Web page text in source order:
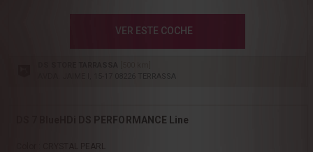
VER ESTE COCHE
AVDA. JAIME I, 15-17 08226 TERRASSA
DS 7 BlueHDi DS PERFORMANCE Line
Color : CRYSTAL PEARL